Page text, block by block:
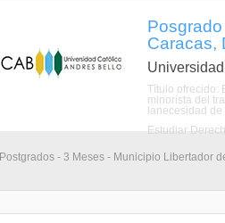
Caracas,
Título ofrecido:
minorista del
lanecesidad
Estudiar
Postgrados - 3 Meses - Municipio Libertador